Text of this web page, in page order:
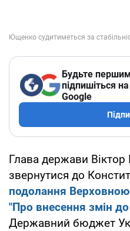
Будьте
підпишіться
Google
Глава держави
звернутися до
подолання
"Про внесення змін до
Державний бюджет